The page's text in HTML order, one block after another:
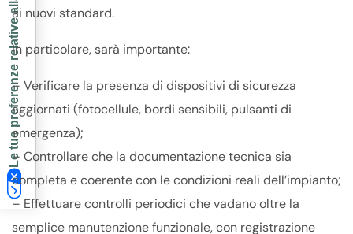
ai nuovi standard.
In particolare, sarà importante:
– Verificare la presenza di dispositivi di sicurezza
aggiornati (fotocellule, bordi sensibili, pulsanti di
emergenza);
– Controllare che la documentazione tecnica sia
completa e coerente con le condizioni reali dell’impianto;
– Effettuare controlli periodici che vadano oltre la
semplice manutenzione funzionale, con registrazione
Le tue preferenze relative alla privacy